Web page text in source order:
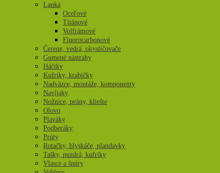
Lanká
Oceľové
Titánové
Volfrámové
Fluorocarbonové
Čerene, vedrá, okysličovače
Gumené nástrahy
Háčiky
Kufríky, krabičky
Nadväzce, montáže, komponenty
Navíjaky
Nožnice, peány, kliešte
Olovo
Plaváky
Podberáky
Prúty
Rotačky, blyskáče, plandavky
Tašky, puzdrá, kufríky
Vlasce a šnúry